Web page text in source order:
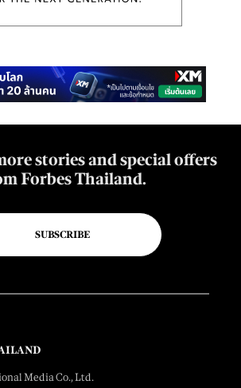
stories and special offers
Forbes Thailand.
SUBSCRIBE
Media Co., Ltd.